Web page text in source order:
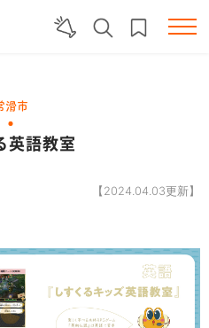
滑市
英語教室
【2024.04.03更新】